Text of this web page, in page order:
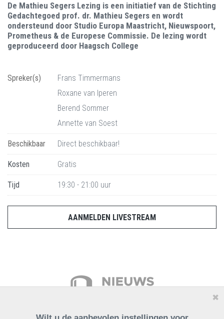
De Mathieu Segers Lezing is een initiatief van de Stichting
Gedachtegoed prof. dr. Mathieu Segers en wordt
ondersteund door Studio Europa Maastricht, Nieuwspoort,
Prometheus & de Europese Commissie. De lezing wordt
geproduceerd door Haagsch College
Spreker(s)
Frans Timmermans
Roxane van Iperen
Berend Sommer
Annette van Soest
Beschikbaar Direct beschikbaar!
Kosten Gratis
Tijd 19:30 - 21:00 uur
AANMELDEN LIVESTREAM
✖